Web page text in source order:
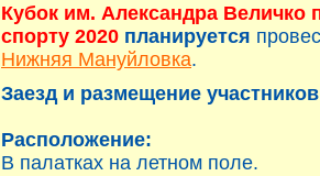
Кубок им. Александра Величко
спорту 2020 планируется
Нижняя Мануйловка.
Заезд и размещение
Расположение:
В палатках на летном поле.